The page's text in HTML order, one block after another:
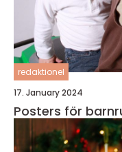
redaktionel
17. January 2024
Posters för